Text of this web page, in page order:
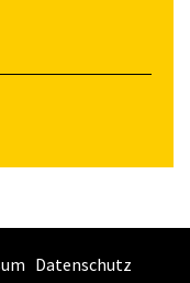
Datenschutz